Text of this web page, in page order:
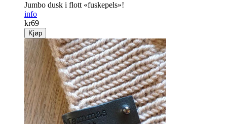
Jumbo dusk i flott «fuskepels»!
info
kr69
Kjøp